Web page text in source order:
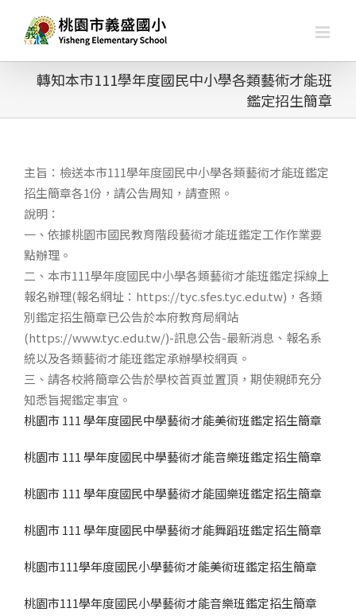
轉知本市111學年度國民中小學各類藝術才能班
鑑定招生簡章
主旨：檢送本市111學年度國民中小學各類藝術才能班鑑定
招生簡章各1份，請公告周知，請查照。
說明：
一、依據桃園市國民教育階段藝術才能班鑑定工作作業要
點辦理。
二、本市111學年度國民中小學各類藝術才能班鑑定採線上
報名辦理(報名網址：https://tyc.sfes.tyc.edu.tw)，各類
別鑑定招生簡章已公告於本府教育局網站
(https://www.tyc.edu.tw/)-訊息公告-最新消息、報名系
統以及各類藝術才能班鑑定承辦學校網頁。
三、請各校將簡章公告於學校首頁並置頂，期使親師充分
知悉旨揭鑑定事宜。
桃園市 111 學年度國民中學藝術才能美術班鑑定招生簡章
桃園市 111 學年度國民中學藝術才能音樂班鑑定招生簡章
桃園市 111 學年度國民中學藝術才能國樂班鑑定招生簡章
桃園市 111 學年度國民中學藝術才能舞蹈班鑑定招生簡章
桃園市111學年度國民小學藝術才能美術班鑑定招生簡章
桃園市111學年度國民小學藝術才能音樂班鑑定招生簡章